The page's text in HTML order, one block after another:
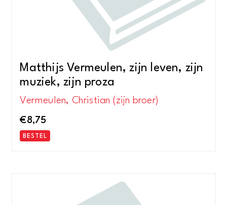
Matthijs Vermeulen, zijn leven, zijn
muziek, zijn proza
Vermeulen, Christian (zijn broer)
€8,75
BESTEL